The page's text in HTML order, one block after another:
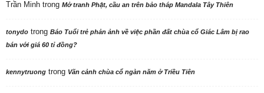
Trần Minh trong Mở tranh Phật, cầu an trên bảo tháp Mandala Tây Thiên
tonydo trong Báo Tuổi trẻ phản ảnh về việc phần đất chùa cổ Giác Lâm bị rao
bán với giá 60 tỉ đồng?
kennytruong trong Vãn cảnh chùa cổ ngàn năm ở Triều Tiên